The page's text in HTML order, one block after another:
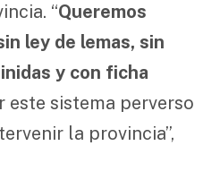
“Queremos
ley de lemas, sin
y con ficha
este sistema perverso
la provincia”,